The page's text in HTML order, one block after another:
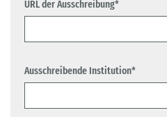
URL der Ausschreibung*
Ausschreibende Institution*